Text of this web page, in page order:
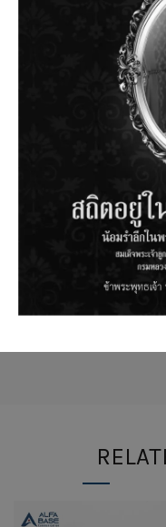
Nominal Diameter
Nominal Jacket
Wall Thickness